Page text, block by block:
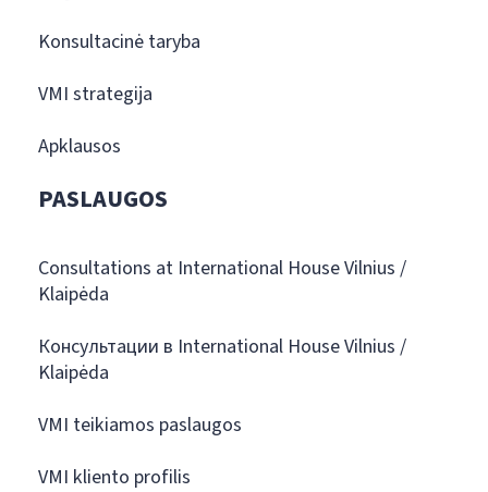
Konsultacinė taryba
VMI strategija
Apklausos
PASLAUGOS
Consultations at International House Vilnius /
Klaipėda
Консультации в International House Vilnius /
Klaipėda
VMI teikiamos paslaugos
VMI kliento profilis